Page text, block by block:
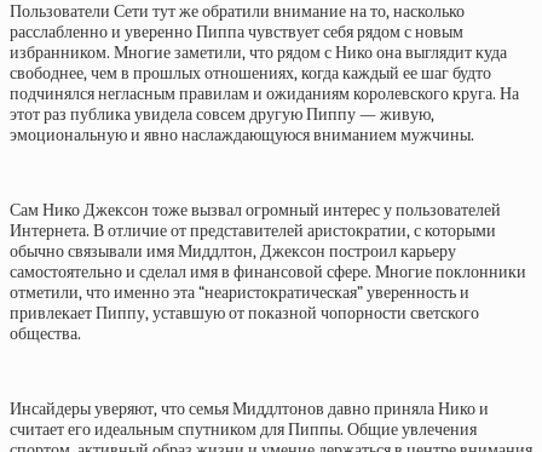
Пользователи Сети тут же обратили внимание на то, насколько
расслабленно и уверенно Пиппа чувствует себя рядом с новым
избранником. Многие заметили, что рядом с Нико она выглядит куда
свободнее, чем в прошлых отношениях, когда каждый ее шаг будто
подчинялся негласным правилам и ожиданиям королевского круга. На
этот раз публика увидела совсем другую Пиппу — живую,
эмоциональную и явно наслаждающуюся вниманием мужчины.
Сам Нико Джексон тоже вызвал огромный интерес у пользователей
Интернета. В отличие от представителей аристократии, с которыми
обычно связывали имя Миддлтон, Джексон построил карьеру
самостоятельно и сделал имя в финансовой сфере. Многие поклонники
отметили, что именно эта “неаристократическая” уверенность и
привлекает Пиппу, уставшую от показной чопорности светского
общества.
Инсайдеры уверяют, что семья Миддлтонов давно приняла Нико и
считает его идеальным спутником для Пиппы. Общие увлечения